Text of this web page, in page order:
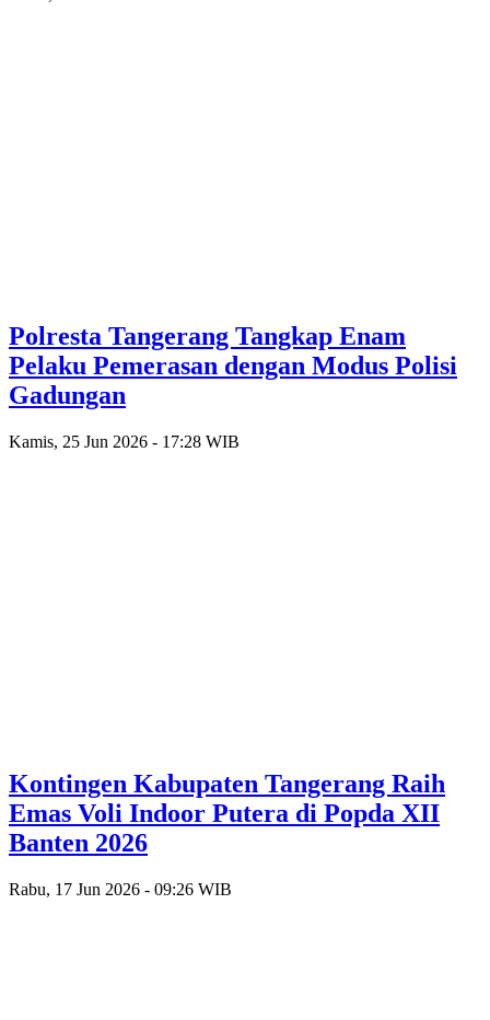
Polresta Tangerang Tangkap Enam
Pelaku Pemerasan dengan Modus Polisi
Gadungan
Kamis, 25 Jun 2026 - 17:28 WIB
Kontingen Kabupaten Tangerang Raih
Emas Voli Indoor Putera di Popda XII
Banten 2026
Rabu, 17 Jun 2026 - 09:26 WIB